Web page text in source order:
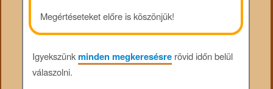
Megértéseteket előre is köszönjük!
Igyekszünkminden megkeresésrerövid időn belül
válaszolni.